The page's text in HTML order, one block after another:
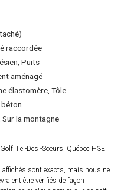
raccordée
Puits
aménagé
élastomère, Tôle
Sur la montagne
Ile -Des -Soeurs, Québec H3E
sont exacts, mais nous ne
être vérifiés de façon